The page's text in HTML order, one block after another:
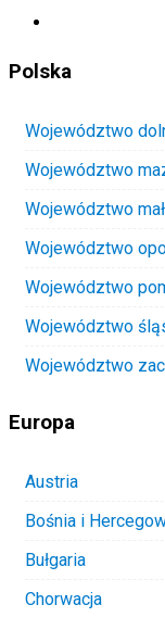
Polska
Województwo
Województwo
Województwo
Województwo
Województwo
Województwo
Województwo
Europa
Austria
Bośnia i
Bułgaria
Chorwacja